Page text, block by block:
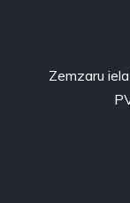
Zemzaru